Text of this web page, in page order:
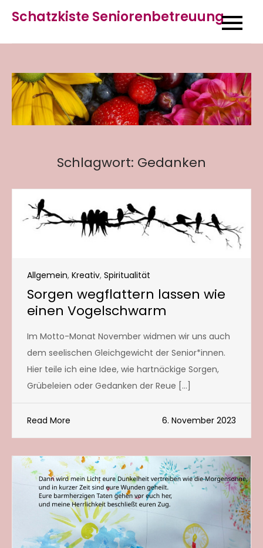
content
Schatzkiste Seniorenbetreuung
Schlagwort: Gedanken
Allgemein, Kreativ, Spiritualität
Sorgen wegflattern lassen wie
einen Vogelschwarm
Im Motto-Monat November widmen wir uns auch
dem seelischen Gleichgewicht der Senior*innen.
Hier teile ich eine Idee, wie hartnäckige Sorgen,
Grübeleien oder Gedanken der Reue […]
Read More 6. November 2023